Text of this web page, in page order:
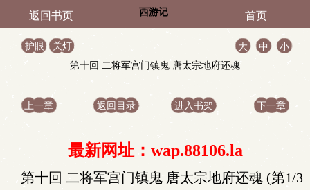
返回书页 西游记 首页
护眼 关灯 大 中
小
第十回 二将军宫门镇鬼 唐太宗地府还魂
上一章 返回目录 进入书架 下一章
最新网址：wap.88106.la
第十回 二将军宫门镇鬼 唐太宗地府还魂 (第1/3